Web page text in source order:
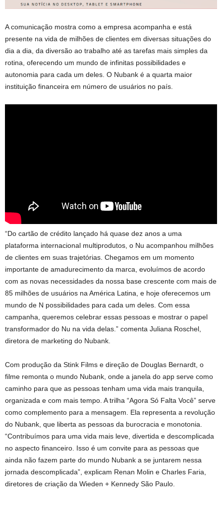
A comunicação mostra como a empresa acompanha e está
presente na vida de milhões de clientes em diversas situações do
dia a dia, da diversão ao trabalho até as tarefas mais simples da
rotina, oferecendo um mundo de infinitas possibilidades e
autonomia para cada um deles. O Nubank é a quarta maior
instituição financeira em número de usuários no país.
“Do cartão de crédito lançado há quase dez anos a uma
plataforma internacional multiprodutos, o Nu acompanhou milhões
de clientes em suas trajetórias. Chegamos em um momento
importante de amadurecimento da marca, evoluímos de acordo
com as novas necessidades da nossa base crescente com mais de
85 milhões de usuários na América Latina, e hoje oferecemos um
mundo de N possibilidades para cada um deles. Com essa
campanha, queremos celebrar essas pessoas e mostrar o papel
transformador do Nu na vida delas.” comenta Juliana Roschel,
diretora de marketing do Nubank.
Com produção da Stink Films e direção de Douglas Bernardt, o
filme remonta o mundo Nubank, onde a janela do app serve como
caminho para que as pessoas tenham uma vida mais tranquila,
organizada e com mais tempo. A trilha “Agora Só Falta Você” serve
como complemento para a mensagem. Ela representa a revolução
do Nubank, que liberta as pessoas da burocracia e monotonia.
“Contribuímos para uma vida mais leve, divertida e descomplicada
no aspecto financeiro. Isso é um convite para as pessoas que
ainda não fazem parte do mundo Nubank a se juntarem nessa
jornada descomplicada”, explicam Renan Molin e Charles Faria,
diretores de criação da Wieden + Kennedy São Paulo.